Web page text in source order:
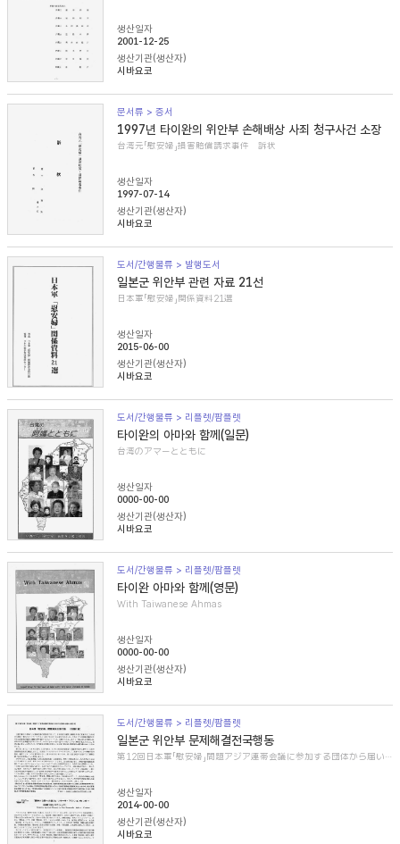
생산일자
2001-12-25
생산기관(생산자)
시바요코
문서류 > 증서
1997년 타이완의 위안부 손해배상 사죄 청구사건 소장
台湾元「慰安婦」損害賠償請求事件 訴状
생산일자
1997-07-14
생산기관(생산자)
시바요코
도서/간행물류 > 발행도서
일본군 위안부 관련 자료 21선
日本軍「慰安婦」関係資料21選
생산일자
2015-06-00
생산기관(생산자)
시바요코
도서/간행물류 > 리플렛/팜플렛
타이완의 아마와 함께(일문)
台湾のアマーとともに
생산일자
0000-00-00
생산기관(생산자)
시바요코
도서/간행물류 > 리플렛/팜플렛
타이완 아마와 함께(영문)
With Taiwanese Ahmas
생산일자
0000-00-00
생산기관(생산자)
시바요코
도서/간행물류 > 리플렛/팜플렛
일본군 위안부 문제해결전국행동
第12回日本軍「慰安婦」問題アジア連帯会議に参加する団体から届いた紹介文
생산일자
2014-00-00
생산기관(생산자)
시바요코